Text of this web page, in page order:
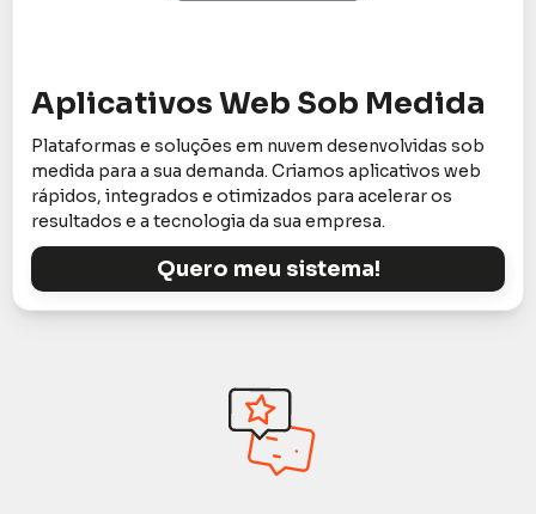
Aplicativos Web Sob Medida
Plataformas e soluções em nuvem desenvolvidas sob
medida para a sua demanda. Criamos aplicativos web
rápidos, integrados e otimizados para acelerar os
resultados e a tecnologia da sua empresa.
Quero meu sistema!